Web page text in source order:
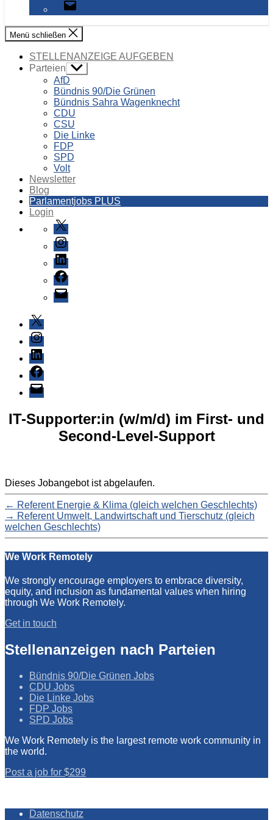
E-
Mail
Menü schließen
STELLENANZEIGE AUFGEBEN
Parteien Untermenü
anzeigen
AfD
Bündnis 90/Die Grünen
Bündnis Sahra Wagenknecht
CDU
CSU
Die Linke
FDP
SPD
Volt
Newsletter
Blog
Parlamentjobs PLUS
Login
X
Instagram
LinkedIn
Facebook
E-
Mail
X
Instagram
LinkedIn
Facebook
E-
Mail
IT-Supporter:in (w/m/d) im First- und
Second-Level-Support
Dieses Jobangebot ist abgelaufen.
← Referent Energie & Klima (gleich welchen Geschlechts)
→ Referent Umwelt, Landwirtschaft und Tierschutz (gleich
welchen Geschlechts)
We Work Remotely
We strongly encourage employers to embrace diversity,
equity, and inclusion as fundamental values when hiring
through We Work Remotely.
Get in touch
Stellenanzeigen nach Parteien
Bündnis 90/Die Grünen Jobs
CDU Jobs
Die Linke Jobs
FDP Jobs
SPD Jobs
We Work Remotely is the largest remote work community in
the world.
Post a job for $299
Datenschutz